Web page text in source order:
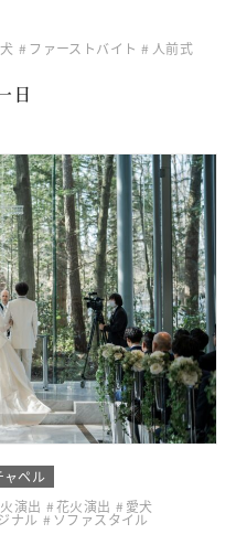
ファーストバイト 人前式
日
ャペル
演出 花火演出 愛犬
ナル ソファスタイル